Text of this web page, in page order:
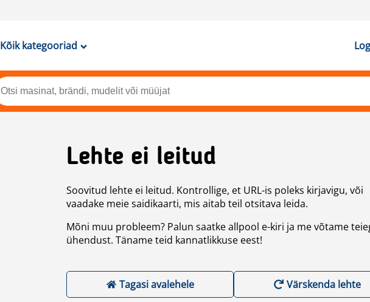
Kõik kategooriad
Lehte ei leitud
Soovitud lehte ei leitud. Kontrollige, et URL-is poleks kirjavigu, või
vaadake meie saidikaarti, mis aitab teil otsitava leida.
Mõni muu probleem? Palun saatke allpool e-kiri ja me võtame
ühendust. Täname teid kannatlikkuse eest!
Tagasi avalehele Värskenda lehte